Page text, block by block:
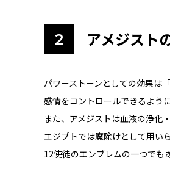
アメジスト
パワーストーンとしての効果は
感情をコントロールできるよう
また、アメジストは血液の浄化
エジプトでは魔除けとして用い
12使徒のエンブレムの一つでも